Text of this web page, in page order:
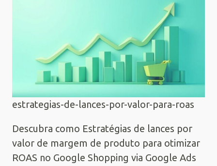
estrategias-de-lances-por-valor-para-roas
Descubra como Estratégias de lances por
valor de margem de produto para otimizar
ROAS no Google Shopping via Google Ads